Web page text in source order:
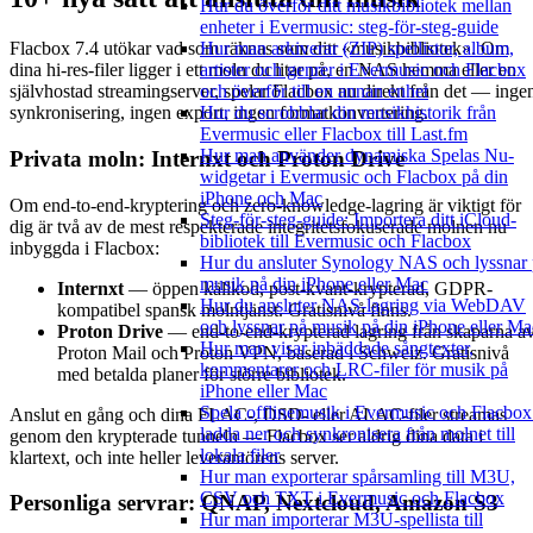
Hur du överför ditt musikbibliotek mellan
enheter i Evermusic: steg-för-steg-guide
Hur man arkiverar (ZIP) spellistor, album,
artister och genrer i Evermusic och Flacbox
och överför till en annan enhet
Hur du scrobblar din musikhistorik från
Evermusic eller Flacbox till Last.fm
Hur man använder dynamiska Spelas Nu-
widgetar i Evermusic och Flacbox på din
iPhone och Mac
Steg-för-steg-guide: Importera ditt iCloud-
bibliotek till Evermusic och Flacbox
Hur du ansluter Synology NAS och lyssnar
musik på din iPhone eller Mac
Hur du ansluter NAS-lagring via WebDAV
och lyssnar på musik på din iPhone eller
Hur man visar inbäddade sångtexter,
kommentarer och LRC-filer för musik på
iPhone eller Mac
Spela offlinemusik i Evermusic och
ladda ner och synkronisera från molnet till
lokala filer
Hur man exporterar spårsamling till M3U,
CSV och TXT i Evermusic och Flacbox
Hur man importerar M3U-spellista till
Flacbox 7.4 utökar vad som räknas som ditt «musikbibliotek». Om
dina hi-res-filer ligger i ett moln du litar på, en NAS hemma eller en
självhostad streamingserver, spelar Flacbox nu direkt från det —
synkronisering, ingen export, ingen formatkonvertering.
Privata moln: Internxt och Proton Drive
Om end-to-end-kryptering och zero-knowledge-lagring är viktigt för
dig är två av de mest respekterade integritetsfokuserade molnen nu
inbyggda i Flacbox:
Internxt — öppen källkod, post-kvant-krypterad, GDPR-
kompatibel spansk molntjänst. Gratisnivå finns.
Proton Drive — end-to-end-krypterad lagring från skaparna
Proton Mail och Proton VPN, baserad i Schweiz. Gratisnivå
med betalda planer för större bibliotek.
Anslut en gång och dina FLAC-, DSD- eller ALAC-filer streamas
genom den krypterade tunneln — Flacbox ser aldrig dina data i
klartext, och inte heller leverantörens server.
Personliga servrar: QNAP, Nextcloud, Amazon S3